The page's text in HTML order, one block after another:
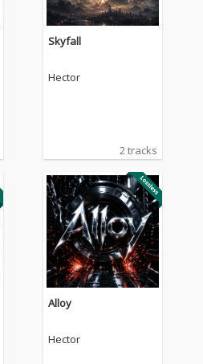
Skyfall
Hector
2 tracks
Alloy
Hector